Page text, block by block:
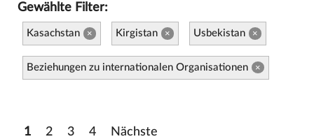
Gewählte Filter:
Kasachstan × Kirgistan × Usbekistan ×
Beziehungen zu internationalen Organisationen ×
1 2 3 4 Nächste